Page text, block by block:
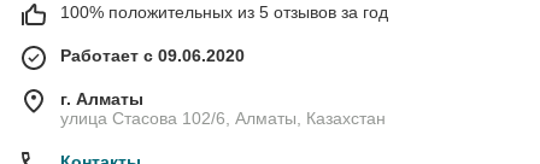
100% положительных из 5 отзывов за год
Работает с 09.06.2020
г. Алматы
улица Стасова 102/6, Алматы, Казахстан